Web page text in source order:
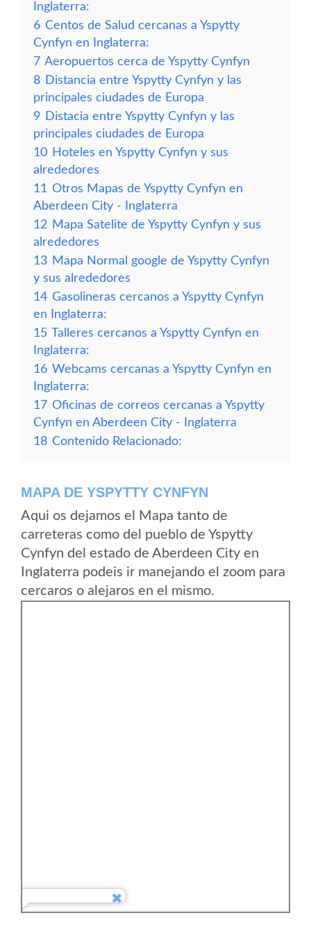
Inglaterra:
6 Centos de Salud cercanas a Yspytty
Cynfyn en Inglaterra:
7 Aeropuertos cerca de Yspytty Cynfyn
8 Distancia entre Yspytty Cynfyn y las
principales ciudades de Europa
9 Distacia entre Yspytty Cynfyn y las
principales ciudades de Europa
10 Hoteles en Yspytty Cynfyn y sus
alrededores
11 Otros Mapas de Yspytty Cynfyn en
Aberdeen City - Inglaterra
12 Mapa Satelite de Yspytty Cynfyn y sus
alrededores
13 Mapa Normal google de Yspytty Cynfyn
y sus alrededores
14 Gasolineras cercanos a Yspytty Cynfyn
en Inglaterra:
15 Talleres cercanos a Yspytty Cynfyn en
Inglaterra:
16 Webcams cercanas a Yspytty Cynfyn en
Inglaterra:
17 Oficinas de correos cercanas a Yspytty
Cynfyn en Aberdeen City - Inglaterra
18 Contenido Relacionado:
MAPA DE YSPYTTY CYNFYN
Aqui os dejamos el Mapa tanto de
carreteras como del pueblo de Yspytty
Cynfyn del estado de Aberdeen City en
Inglaterra podeis ir manejando el zoom para
cercaros o alejaros en el mismo.